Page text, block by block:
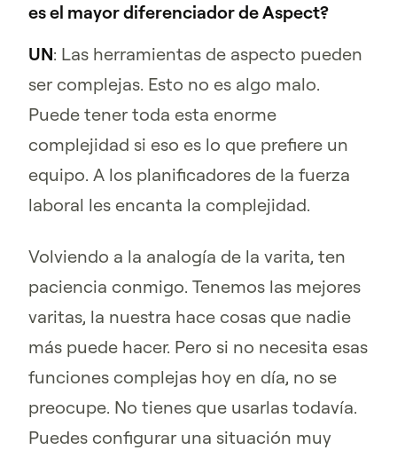
es el mayor diferenciador de Aspect?
UN: Las herramientas de aspecto pueden
ser complejas. Esto no es algo malo.
Puede tener toda esta enorme
complejidad si eso es lo que prefiere un
equipo. A los planificadores de la fuerza
laboral les encanta la complejidad.
Volviendo a la analogía de la varita, ten
paciencia conmigo. Tenemos las mejores
varitas, la nuestra hace cosas que nadie
más puede hacer. Pero si no necesita esas
funciones complejas hoy en día, no se
preocupe. No tienes que usarlas todavía.
Puedes configurar una situación muy